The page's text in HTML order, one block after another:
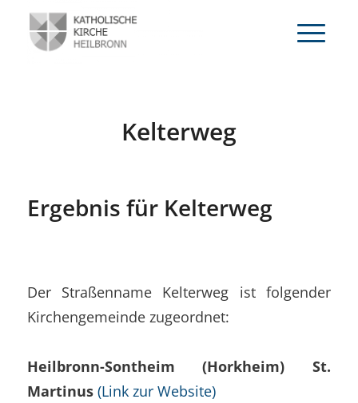
Kelterweg
Ergebnis für Kelterweg
Der Straßenname Kelterweg ist folgender
Kirchengemeinde zugeordnet:
Heilbronn-Sontheim (Horkheim) St.
Martinus (Link zur Website)